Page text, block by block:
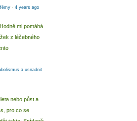
· 4 years ago
Hodně mi pomáhá
z léčebného
a usnadnit
nebo půst a
pro co se